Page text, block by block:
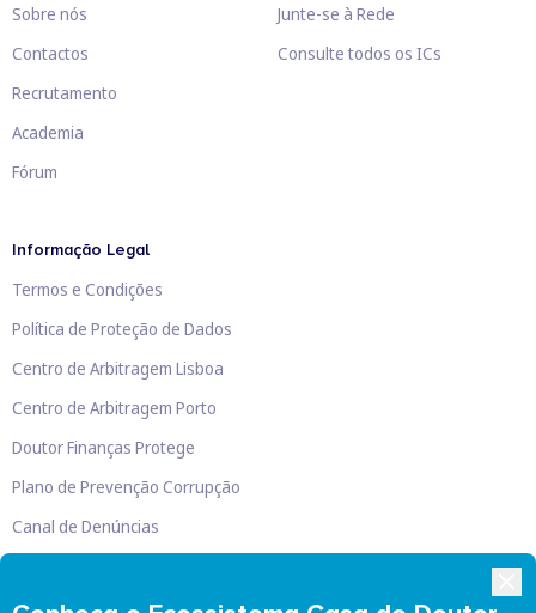
Sobre nós
Contactos
Recrutamento
Academia
Fórum
Junte-se à Rede
Consulte todos os ICs
Informação Legal
Termos e Condições
Política de Proteção de Dados
Centro de Arbitragem Lisboa
Centro de Arbitragem Porto
Doutor Finanças Protege
Plano de Prevenção Corrupção
Canal de Denúncias